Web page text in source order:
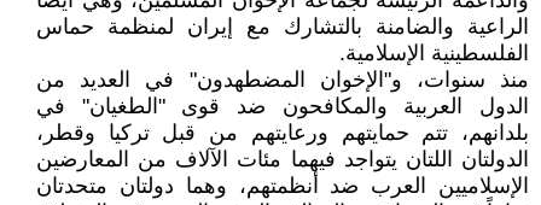
الراعية والضامنة بالتشارك مع إيران لمنظمة حماس
الفلسطينية الإسلامية.
منذ سنوات، و"الإخوان المضطهدون" في العديد من
الدول العربية والمكافحون ضد قوى "الطغيان" في
بلدانهم، تتم حمايتهم ورعايتهم من قبل تركيا وقطر،
الدولتان اللتان يتواجد فيهما مئات الآلاف من المعارضين
الإسلاميين العرب ضد أنظمتهم، وهما دولتان متحدتان